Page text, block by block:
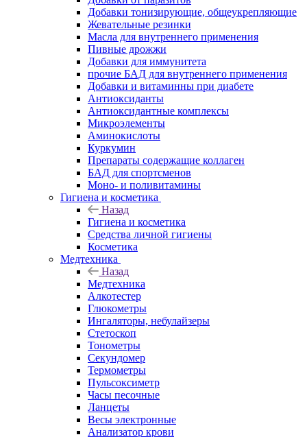
Добавки тонизирующие, общеукрепляющие
Жевательные резинки
Масла для внутреннего применения
Пивные дрожжи
Добавки для иммунитета
прочие БАД для внутреннего применения
Добавки и витаминны при диабете
Антиоксиданты
Антиоксидантные комплексы
Микроэлементы
Аминокислоты
Куркумин
Препараты содержащие коллаген
БАД для спортсменов
Моно- и поливитамины
Гигиена и косметика
Назад
Гигиена и косметика
Средства личной гигиены
Косметика
Медтехника
Назад
Медтехника
Алкотестер
Глюкометры
Ингаляторы, небулайзеры
Стетоскоп
Тонометры
Секундомер
Термометры
Пульсоксиметр
Часы песочные
Ланцеты
Весы электронные
Анализатор крови